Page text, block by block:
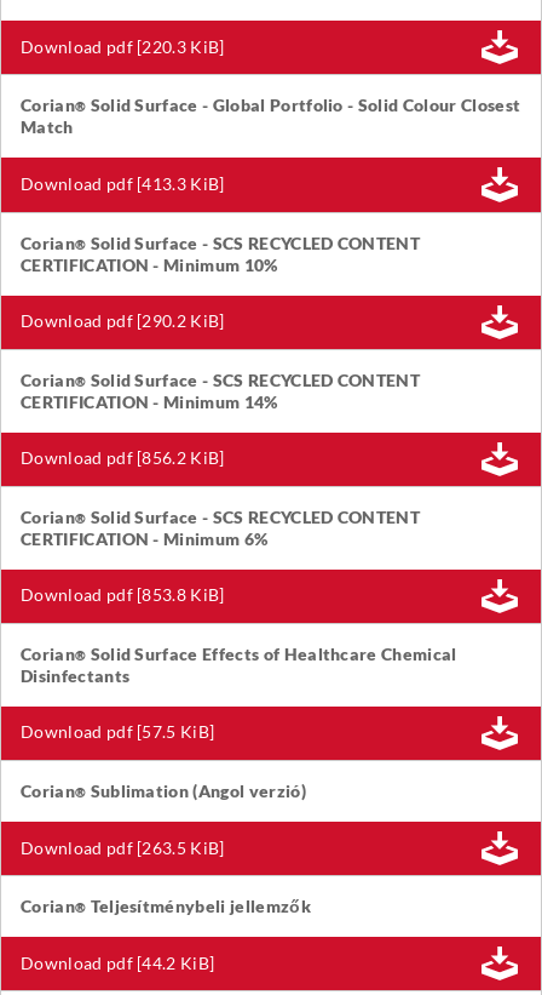
Download pdf [220.3 KiB]
Corian® Solid Surface - Global Portfolio - Solid Colour Closest
Match
Download pdf [413.3 KiB]
Corian® Solid Surface - SCS RECYCLED CONTENT
CERTIFICATION - Minimum 10%
Download pdf [290.2 KiB]
Corian® Solid Surface - SCS RECYCLED CONTENT
CERTIFICATION - Minimum 14%
Download pdf [856.2 KiB]
Corian® Solid Surface - SCS RECYCLED CONTENT
CERTIFICATION - Minimum 6%
Download pdf [853.8 KiB]
Corian® Solid Surface Effects of Healthcare Chemical
Disinfectants
Download pdf [57.5 KiB]
Corian® Sublimation (Angol verzió)
Download pdf [263.5 KiB]
Corian® Teljesítménybeli jellemzők
Download pdf [44.2 KiB]